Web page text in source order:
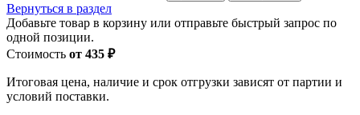
Вернуться в раздел
Добавьте товар в корзину или отправьте быстрый запрос по
одной позиции.
Стоимость от 435 ₽
Итоговая цена, наличие и срок отгрузки зависят от партии и
условий поставки.